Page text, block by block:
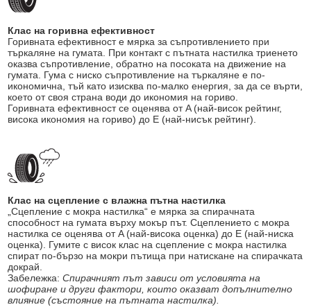
Клас на горивна ефективност
Горивната ефективност е мярка за съпротивлението при
търкаляне на гумата. При контакт с пътната настилка триенето
оказва съпротивление, обратно на посоката на движение на
гумата. Гума с ниско съпротивление на търкаляне е по-
икономична, тъй като изисква по-малко енергия, за да се върти,
което от своя страна води до икономия на гориво.
Горивната ефективност се оценява от A (най-висок рейтинг,
висока икономия на гориво) до E (най-нисък рейтинг).
Клас на сцепление с влажна пътна настилка
„Сцепление с мокра настилка“ е мярка за спирачната
способност на гумата върху мокър път. Сцеплението с мокра
настилка се оценява от A (най-висока оценка) до E (най-ниска
оценка). Гумите с висок клас на сцепление с мокра настилка
спират по-бързо на мокри пътища при натискане на спирачката
докрай.
Забележка:Спирачният път зависи от условията на
шофиране и други фактори, които оказват допълнително
влияние (състояние на пътната настилка).